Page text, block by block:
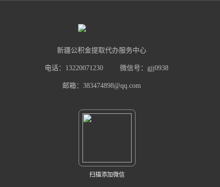
新疆公积金提取代办服务中心
电话：13220071230 微信号：gjj0938
邮箱：383474898@qq.com
扫描添加微信